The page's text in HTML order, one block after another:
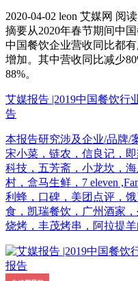
2020-04-02 leon 艾媒网 阅
摘要从2020年春节期间中
中国餐饮企业营收同比都
增加。其中营收同比减少
88%。
艾媒报告 |2019中国餐饮行
告
本报告研究涉及企业/品牌/
宋小菜，链农，信良记，
科技，五芳斋，小龙坎，
村，盒马生鲜，7 eleven
利蜂，口碑，美团点评，
食，凯瑞餐饮，广州酒家
烧烤，丰茂烤串，阿拉提